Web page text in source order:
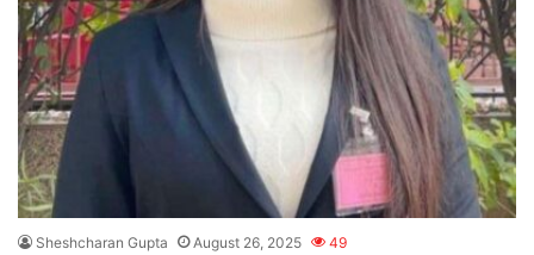
Sheshcharan Gupta August 26, 2025 49